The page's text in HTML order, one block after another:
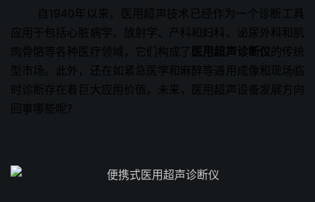
自1940年以来，医用超声技术已经作为一个诊断工具
应用于包括心脏病学、放射学、产科和妇科、泌尿外科和肌
肉骨骼等各种医疗领域，它们构成了 医用超声诊断仪的传统
型市场。此外，还在如紧急医学和麻醉等通用成像和现场临
时诊断存在着巨大应用价值。未来，医用超声设备发展方向
回事哪些呢?